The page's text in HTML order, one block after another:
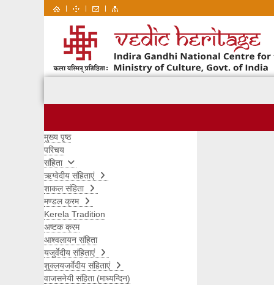
| | |
मुख्य पृष्ठ
परिचय
संहिता
ऋग्वेदीय संहिताएं
शाकल संहिता
मण्डल क्रम
Kerela Tradition
अष्टक क्रम
आश्वलायन संहिता
यजुर्वेदीय संहिताएं
शुक्लयजर्वेदीय संहिताएं
वाजसनेयी संहिता (माध्यन्दिन)